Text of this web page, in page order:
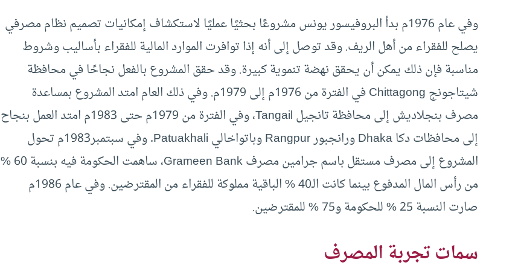
وفي عام 1976م بدأ البروفيسور يونس مشروعًا بحثيًا عمليًا لاستكشاف إمكانيات تصميم نظام مصرفي
يصلح للفقراء من أهل الريف. وقد توصل إلى أنه إذا توافرت الموارد المالية للفقراء بأساليب وشروط
مناسبة فإن ذلك يمكن أن يحقق نهضة تنموية كبيرة. وقد حقق المشروع بالفعل نجاحًا في محافظة
شيتاجونج Chittagong في الفترة من 1976م إلى 1979م. وفي ذلك العام امتد المشروع بمساعدة
مصرف بنجلاديش إلى محافظة تانجيل Tangail، وفي الفترة من 1979م حتى 1983م امتد العمل بنجاح
إلى محافظات دكا Dhaka ورانجبور Rangpur وباتواخالي Patuakhali. وفي سبتمبر1983م تحول
المشروع إلى مصرف مستقل باسم جرامين مصرف Grameen Bank، ساهمت الحكومة فيه بنسبة 60 %
من رأس المال المدفوع بينما كانت الـ40 % الباقية مملوكة للفقراء من المقترضين. وفي عام 1986م
صارت النسبة 25 % للحكومة و75 % للمقترضين.
سمات تجربة المصرف